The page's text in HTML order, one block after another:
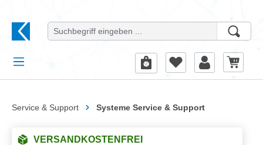
Service & Support Systeme Service & Support
VERSANDKOSTENFREI